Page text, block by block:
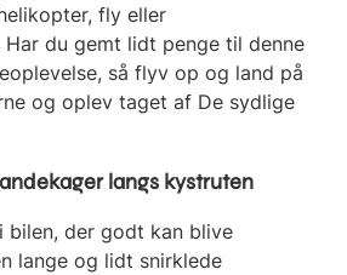
fly eller
du gemt lidt penge til denne
så flyv op og land på
og oplev taget af De sydlige
langs kystruten
bilen, der godt kan blive
lange og lidt snirklede